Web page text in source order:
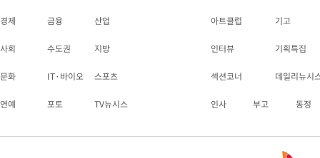
경제 금융 산업
사회 수도권 지방
문화 IT·바이오 스포츠
연예 포토 TV뉴시스
아트클럽 기고
인터뷰 기획특집
섹션코너 데일리뉴시
인사 부고 동정